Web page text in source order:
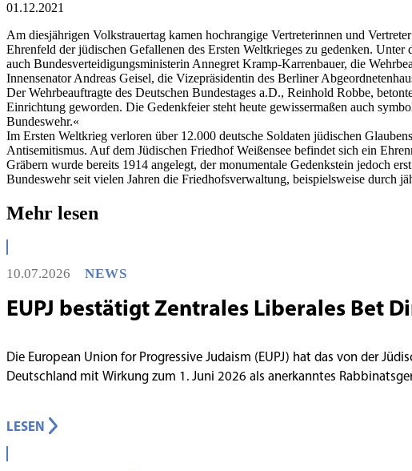
01.12.2021
Am diesjährigen Volkstrauertag kamen hochrangige Vertreterinnen und
Ehrenfeld der jüdischen Gefallenen des Ersten Weltkrieges zu gedenken.
auch Bundesverteidigungsministerin Annegret Kramp-Karrenbauer, die
Innensenator Andreas Geisel, die Vizepräsidentin des Berliner
Der Wehrbeauftragte des Deutschen Bundestages a.D., Reinhold Robbe,
Einrichtung geworden. Die Gedenkfeier steht heute gewissermaßen auch
Bundeswehr.«
Im Ersten Weltkrieg verloren über 12.000 deutsche Soldaten jüdischen
Antisemitismus. Auf dem Jüdischen Friedhof Weißensee befindet sich ein
Gräbern wurde bereits 1914 angelegt, der monumentale Gedenkstein jedoch
Bundeswehr seit vielen Jahren die Friedhofsverwaltung, beispielsweise durch
Mehr lesen
10.07.2026 NEWS
EUPJ bestätigt Zentrales Liberales Bet
Die European Union for Progressive Judaism (EUPJ) hat das von der
Deutschland mit Wirkung zum 1. Juni 2026 als anerkanntes
LESEN